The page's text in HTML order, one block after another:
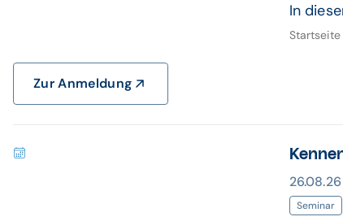
In
Startseite
Zur Anmeldung
Seminar